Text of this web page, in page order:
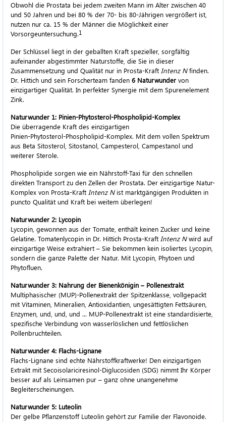
Obwohl die Prostata bei jedem zweiten Mann im Alter zwischen 40
und 50 Jahren und bei 80 % der 70- bis 80-Jährigen vergrößert ist,
nutzen nur ca. 15 % der Männer die Möglichkeit einer
Vorsorgeuntersuchung.1
Der Schlüssel liegt in der geballten Kraft spezieller, sorgfältig
aufeinander abgestimmter Naturstoffe, die Sie in dieser
Zusammensetzung und Qualität nur in Prosta-Kraft Intenz Nfinden.
Dr. Hittich und sein Forscherteam fanden 6 Naturwunder von
einzigartiger Qualität. In perfekter Synergie mit dem Spurenelement
Zink.
Naturwunder 1: Pinien-Phytosterol-Phospholipid-Komplex
Die überragende Kraft des einzigartigen
Pinien-Phytosterol-Phospholipid-Komplex. Mit dem vollen Spektrum
aus Beta Sitosterol, Sitostanol, Campesterol, Campestanol und
weiterer Sterole.
Phospholipide sorgen wie ein Nährstoff-Taxi für den schnellen
direkten Transport zu den Zellen der Prostata. Der einzigartige Natur-
Komplex von Prosta-Kraft Intenz Nist marktgängigen Produkten in
puncto Qualität und Kraft bei weitem überlegen!
Naturwunder 2: Lycopin
Lycopin, gewonnen aus der Tomate, enthält keinen Zucker und keine
Gelatine. Tomatenlycopin in Dr. Hittich Prosta-Kraft Intenz Nwird auf
einzigartige Weise extrahiert – Sie bekommen kein isoliertes Lycopin,
sondern die ganze Palette der Natur. Mit Lycopin, Phytoen und
Phytofluen.
Naturwunder 3: Nahrung der Bienenkönigin – Pollenextrakt
Multiphasischer (MUP)-Pollenextrakt der Spitzenklasse, vollgepackt
mit Vitaminen, Mineralien, Antioxidantien, ungesättigten Fettsäuren,
Enzymen, und, und, und ... MUP-Pollenextrakt ist eine standardisierte,
spezifische Verbindung von wasserlöslichen und fettlöslichen
Pollenbruchteilen.
Naturwunder 4: Flachs-Lignane
Flachs-Lignane sind echte Nährstoffkraftwerke! Den einzigartigen
Extrakt mit Secoisolariciresinol-Diglucosiden (SDG) nimmt Ihr Körper
besser auf als Leinsamen pur – ganz ohne unangenehme
Begleiterscheinungen.
Naturwunder 5: Luteolin
Der gelbe Pflanzenstoff Luteolin gehört zur Familie der Flavonoide.